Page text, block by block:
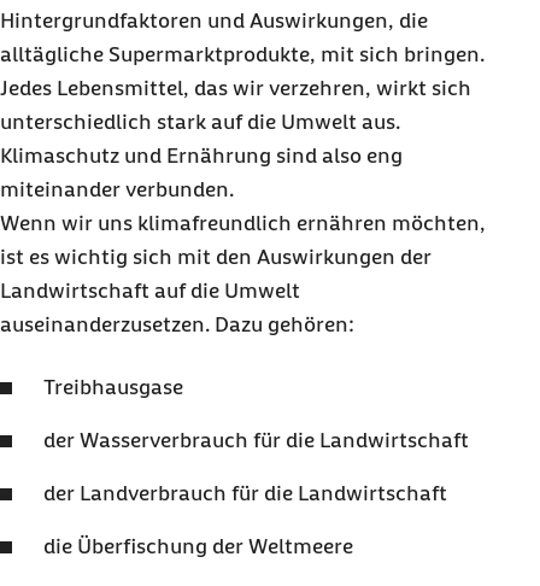
Hintergrundfaktoren und Auswirkungen, die
alltägliche Supermarktprodukte, mit sich bringen.
Jedes Lebensmittel, das wir verzehren, wirkt sich
unterschiedlich stark auf die Umwelt aus.
Klimaschutz und Ernährung sind also eng
miteinander verbunden.
Wenn wir uns klimafreundlich ernähren möchten,
ist es wichtig sich mit den Auswirkungen der
Landwirtschaft auf die Umwelt
auseinanderzusetzen. Dazu gehören:
Treibhausgase
der Wasserverbrauch für die Landwirtschaft
der Landverbrauch für die Landwirtschaft
die Überfischung der Weltmeere